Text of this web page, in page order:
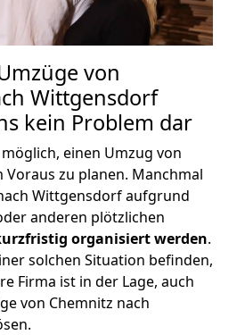
von
Wittgensdorf
kein Problem dar
einen Umzug von
Voraus zu planen. Manchmal
Wittgensdorf aufgrund
anderen plötzlichen
organisiert werden.
solchen Situation befinden,
Firma ist in der Lage, auch
von Chemnitz nach